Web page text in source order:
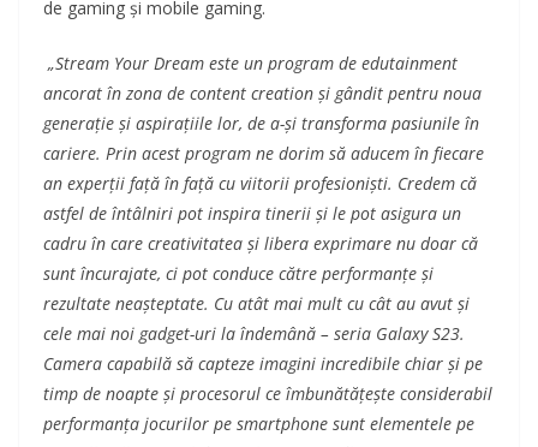
de gaming și mobile gaming.
„Stream Your Dream este un program de edutainment
ancorat în zona de content creation și gândit pentru noua
generație și aspirațiile lor, de a-și transforma pasiunile în
cariere. Prin acest program ne dorim să aducem în fiecare
an experții față în față cu viitorii profesioniști. Credem că
astfel de întâlniri pot inspira tinerii și le pot asigura un
cadru în care creativitatea și libera exprimare nu doar că
sunt încurajate, ci pot conduce către performanțe și
rezultate neașteptate. Cu atât mai mult cu cât au avut și
cele mai noi gadget-uri la îndemână – seria Galaxy S23.
Camera capabilă să capteze imagini incredibile chiar și pe
timp de noapte și procesorul ce îmbunătățește considerabil
performanța jocurilor pe smartphone sunt elementele pe